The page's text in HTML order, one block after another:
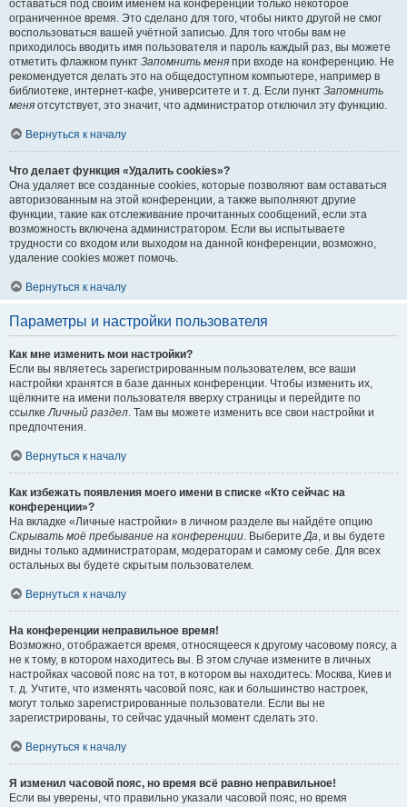
оставаться под своим именем на конференции только некоторое
ограниченное время. Это сделано для того, чтобы никто другой не смог
воспользоваться вашей учётной записью. Для того чтобы вам не
приходилось вводить имя пользователя и пароль каждый раз, вы можете
отметить флажком пункт Запомнить меня при входе на конференцию. Не
рекомендуется делать это на общедоступном компьютере, например в
библиотеке, интернет-кафе, университете и т. д. Если пункт Запомнить
меня отсутствует, это значит, что администратор отключил эту функцию.
Вернуться к началу
Что делает функция «Удалить cookies»?
Она удаляет все созданные cookies, которые позволяют вам оставаться
авторизованным на этой конференции, а также выполняют другие
функции, такие как отслеживание прочитанных сообщений, если эта
возможность включена администратором. Если вы испытываете
трудности со входом или выходом на данной конференции, возможно,
удаление cookies может помочь.
Вернуться к началу
Параметры и настройки пользователя
Как мне изменить мои настройки?
Если вы являетесь зарегистрированным пользователем, все ваши
настройки хранятся в базе данных конференции. Чтобы изменить их,
щёлкните на имени пользователя вверху страницы и перейдите по
ссылкеЛичный раздел. Там вы можете изменить все свои настройки и
предпочтения.
Вернуться к началу
Как избежать появления моего имени в списке «Кто сейчас на
конференции»?
На вкладке «Личные настройки» в личном разделе вы найдёте опцию
Скрывать моё пребывание на конференции. ВыберитеДа, и вы будете
видны только администраторам, модераторам и самому себе. Для всех
остальных вы будете скрытым пользователем.
Вернуться к началу
На конференции неправильное время!
Возможно, отображается время, относящееся к другому часовому поясу, а
не к тому, в котором находитесь вы. В этом случае измените в личных
настройках часовой пояс на тот, в котором вы находитесь: Москва, Киев и
т. д. Учтите, что изменять часовой пояс, как и большинство настроек,
могут только зарегистрированные пользователи. Если вы не
зарегистрированы, то сейчас удачный момент сделать это.
Вернуться к началу
Я изменил часовой пояс, но время всё равно неправильное!
Если вы уверены, что правильно указали часовой пояс, но время